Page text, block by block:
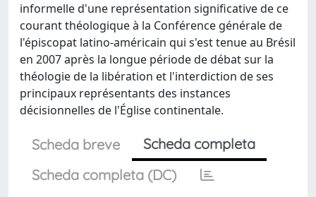
informelle d'une représentation significative de ce
courant théologique à la Conférence générale de
l'épiscopat latino-américain qui s'est tenue au Brésil
en 2007 après la longue période de débat sur la
théologie de la libération et l'interdiction de ses
principaux représentants des instances
décisionnelles de l'Église continentale.
Scheda breve
Scheda completa
Scheda completa (DC)